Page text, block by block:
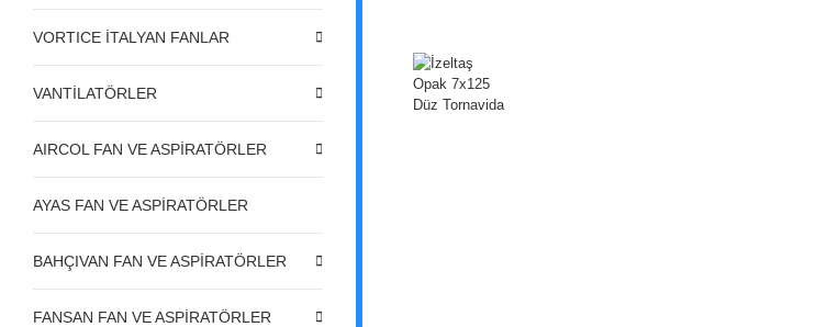
VORTICE İTALYAN FANLAR
VANTİLATÖRLER
AIRCOL FAN VE ASPİRATÖRLER
AYAS FAN VE ASPİRATÖRLER
BAHÇIVAN FAN VE ASPİRATÖRLER
FANSAN FAN VE ASPİRATÖRLER